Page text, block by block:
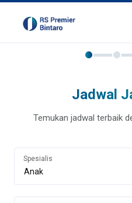
Jadwal
Temukan jadwal terbaik
Spesialis